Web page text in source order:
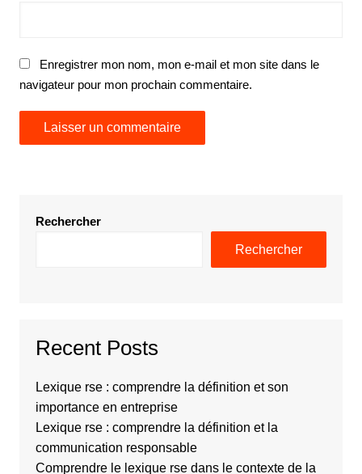
Enregistrer mon nom, mon e-mail et mon site dans le
navigateur pour mon prochain commentaire.
Rechercher
Rechercher
Recent Posts
Lexique rse : comprendre la définition et son
importance en entreprise
Lexique rse : comprendre la définition et la
communication responsable
Comprendre le lexique rse dans le contexte de la